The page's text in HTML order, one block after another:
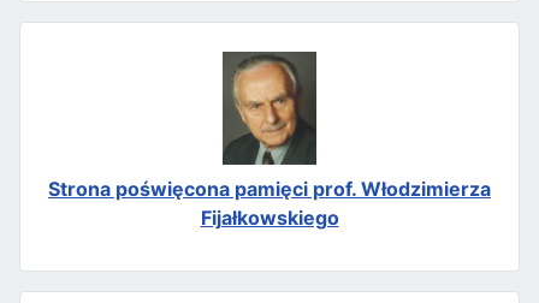
Strona poświęcona pamięci prof. Włodzimierza
Fijałkowskiego